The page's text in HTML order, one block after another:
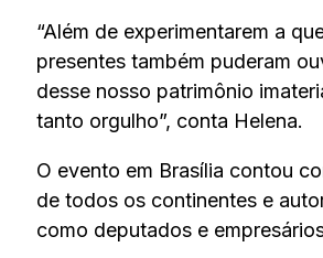
“Além de experimentarem a
presentes também puderam
desse nosso patrimônio
tanto orgulho”, conta Helena.
O evento em Brasília contou
de todos os continentes e
como deputados e